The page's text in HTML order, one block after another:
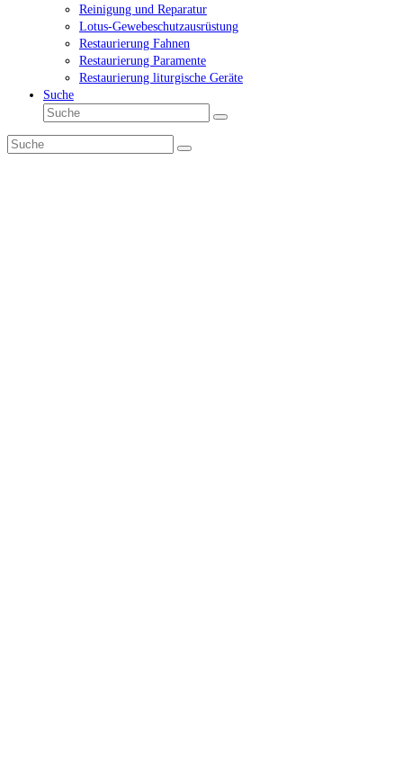
Reinigung und Reparatur
Lotus-Gewebeschutzausrüstung
Restaurierung Fahnen
Restaurierung Paramente
Restaurierung liturgische Geräte
Suche
Suche
Senden
Suche
Senden